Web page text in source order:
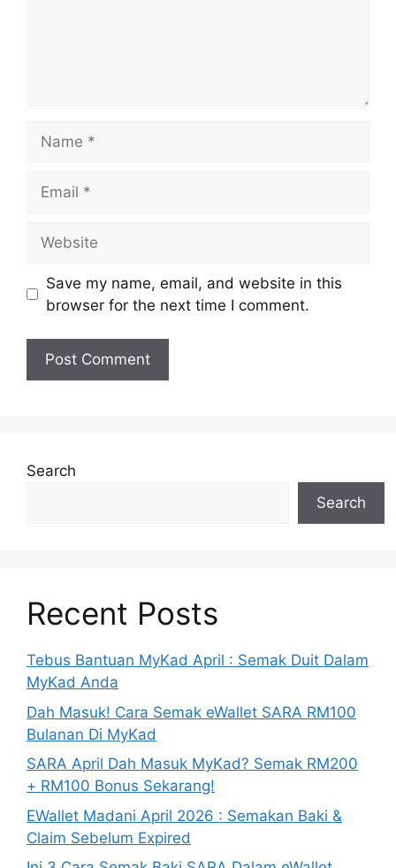
Save my name, email, and website in this
browser for the next time I comment.
Search
Search
Recent Posts
Tebus Bantuan MyKad April : Semak Duit Dalam
MyKad Anda
Dah Masuk! Cara Semak eWallet SARA RM100
Bulanan Di MyKad
SARA April Dah Masuk MyKad? Semak RM200
+ RM100 Bonus Sekarang!
EWallet Madani April 2026 : Semakan Baki &
Claim Sebelum Expired